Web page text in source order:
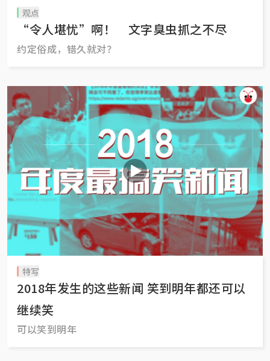
观点
“令人堪忧”啊！ 文字臭虫抓之不尽
约定俗成，错久就对？
特写
2018年发生的这些新闻 笑到明年都还可以
继续笑
可以笑到明年